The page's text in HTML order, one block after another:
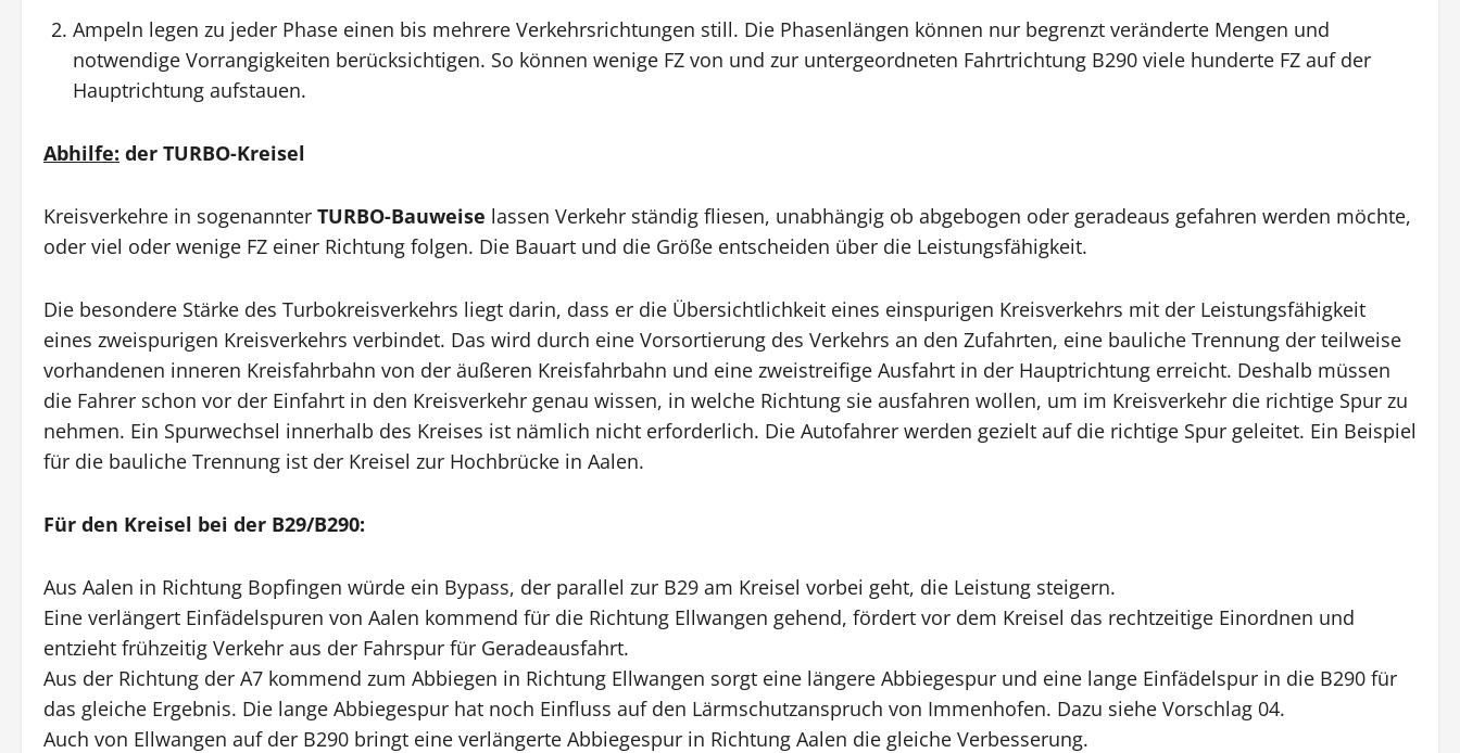
Ampeln legen zu jeder Phase einen bis mehrere Verkehrsrichtungen still. Die Phasenlängen können nur begrenzt veränderte Mengen und
notwendige Vorrangigkeiten berücksichtigen. So können wenige FZ von und zur untergeordneten Fahrtrichtung B290 viele hunderte FZ auf der
Hauptrichtung aufstauen.
Abhilfe: der TURBO-Kreisel
Kreisverkehre in sogenannter TURBO-Bauweise lassen Verkehr ständig fliesen, unabhängig ob abgebogen oder geradeaus gefahren werden möchte,
oder viel oder wenige FZ einer Richtung folgen. Die Bauart und die Größe entscheiden über die Leistungsfähigkeit.
Die besondere Stärke des Turbokreisverkehrs liegt darin, dass er die Übersichtlichkeit eines einspurigen Kreisverkehrs mit der Leistungsfähigkeit
eines zweispurigen Kreisverkehrs verbindet. Das wird durch eine Vorsortierung des Verkehrs an den Zufahrten, eine bauliche Trennung der teilweise
vorhandenen inneren Kreisfahrbahn von der äußeren Kreisfahrbahn und eine zweistreifige Ausfahrt in der Hauptrichtung erreicht. Deshalb müssen
die Fahrer schon vor der Einfahrt in den Kreisverkehr genau wissen, in welche Richtung sie ausfahren wollen, um im Kreisverkehr die richtige Spur zu
nehmen. Ein Spurwechsel innerhalb des Kreises ist nämlich nicht erforderlich. Die Autofahrer werden gezielt auf die richtige Spur geleitet. Ein Beispiel
für die bauliche Trennung ist der Kreisel zur Hochbrücke in Aalen.
Für den Kreisel bei der B29/B290:
Aus Aalen in Richtung Bopfingen würde ein Bypass, der parallel zur B29 am Kreisel vorbei geht, die Leistung steigern.
Eine verlängert Einfädelspuren von Aalen kommend für die Richtung Ellwangen gehend, fördert vor dem Kreisel das rechtzeitige Einordnen und
entzieht frühzeitig Verkehr aus der Fahrspur für Geradeausfahrt.
Aus der Richtung der A7 kommend zum Abbiegen in Richtung Ellwangen sorgt eine längere Abbiegespur und eine lange Einfädelspur in die B290 für
das gleiche Ergebnis. Die lange Abbiegespur hat noch Einfluss auf den Lärmschutzanspruch von Immenhofen. Dazu siehe Vorschlag 04.
Auch von Ellwangen auf der B290 bringt eine verlängerte Abbiegespur in Richtung Aalen die gleiche Verbesserung.